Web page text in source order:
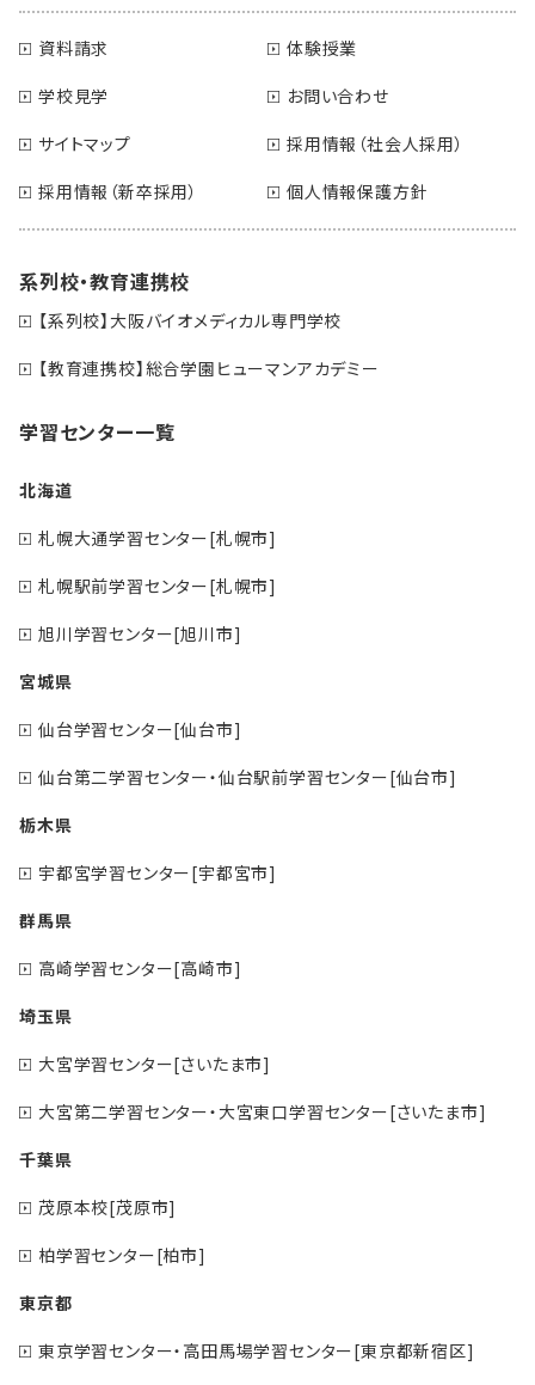
資料請求
体験授業
学校見学
お問い合わせ
サイトマップ
採用情報（社会人採用）
採用情報（新卒採用）
個人情報保護方針
系列校・教育連携校
【系列校】大阪バイオメディカル専門学校
【教育連携校】総合学園ヒューマンアカデミー
学習センター一覧
北海道
札幌大通学習センター[札幌市]
札幌駅前学習センター[札幌市]
旭川学習センター[旭川市]
宮城県
仙台学習センター[仙台市]
仙台第二学習センター・仙台駅前学習センター[仙台市]
栃木県
宇都宮学習センター[宇都宮市]
群馬県
高崎学習センター[高崎市]
埼玉県
大宮学習センター[さいたま市]
大宮第二学習センター・大宮東口学習センター[さいたま市]
千葉県
茂原本校[茂原市]
柏学習センター[柏市]
東京都
東京学習センター・高田馬場学習センター[東京都新宿区]